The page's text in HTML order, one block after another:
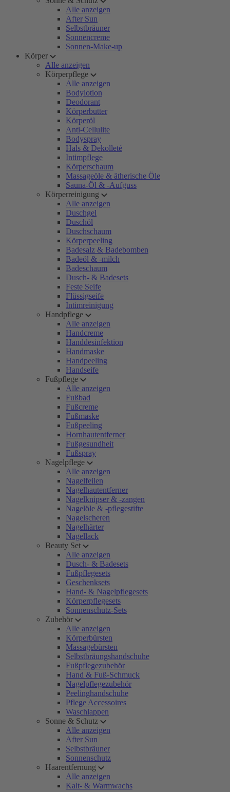
Alle anzeigen
After Sun
Selbstbräuner
Sonnencreme
Sonnen-Make-up
Körper
Alle anzeigen
Körperpflege
Alle anzeigen
Bodylotion
Deodorant
Körperbutter
Körperöl
Anti-Cellulite
Bodyspray
Hals & Dekolleté
Intimpflege
Körperschaum
Massageöle & ätherische Öle
Sauna-Öl & -Aufguss
Körperreinigung
Alle anzeigen
Duschgel
Duschöl
Duschschaum
Körperpeeling
Badesalz & Badebomben
Badeöl & -milch
Badeschaum
Dusch- & Badesets
Feste Seife
Flüssigseife
Intimreinigung
Handpflege
Alle anzeigen
Handcreme
Handdesinfektion
Handmaske
Handpeeling
Handseife
Fußpflege
Alle anzeigen
Fußbad
Fußcreme
Fußmaske
Fußpeeling
Hornhautentferner
Fußgesundheit
Fußspray
Nagelpflege
Alle anzeigen
Nagelfeilen
Nagelhautentferner
Nagelknipser & -zangen
Nagelöle & -pflegestifte
Nagelscheren
Nagelhärter
Nagellack
Beauty Set
Alle anzeigen
Dusch- & Badesets
Fußpflegesets
Geschenksets
Hand- & Nagelpflegesets
Körperpflegesets
Sonnenschutz-Sets
Zubehör
Alle anzeigen
Körperbürsten
Massagebürsten
Selbstbräungshandschuhe
Fußpflegezubehör
Hand & Fuß-Schmuck
Nagelpflegezubehör
Peelinghandschuhe
Pflege Accessoires
Waschlappen
Sonne & Schutz
Alle anzeigen
After Sun
Selbstbräuner
Sonnenschutz
Haarentfernung
Alle anzeigen
Kalt- & Warmwachs